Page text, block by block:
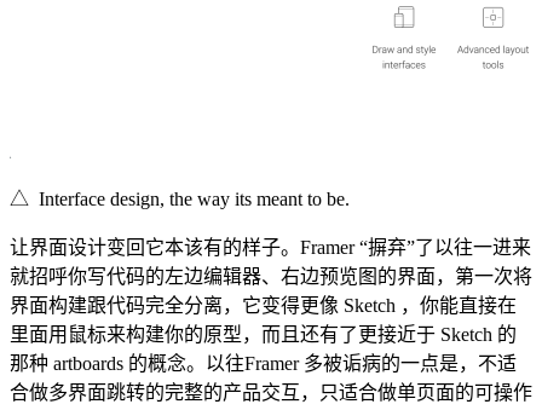
△ Interface design, the way its meant to be.
让界面设计变回它本该有的样子。Framer “摒弃”了以往一进来
就招呼你写代码的左边编辑器、右边预览图的界面，第一次将
界面构建跟代码完全分离，它变得更像 Sketch ，你能直接在
里面用鼠标来构建你的原型，而且还有了更接近于 Sketch 的
那种 artboards 的概念。以往Framer 多被诟病的一点是，不适
合做多界面跳转的完整的产品交互，只适合做单页面的可操作